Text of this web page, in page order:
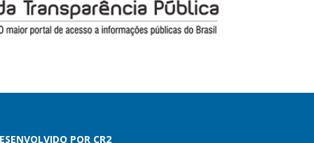
POR CR2